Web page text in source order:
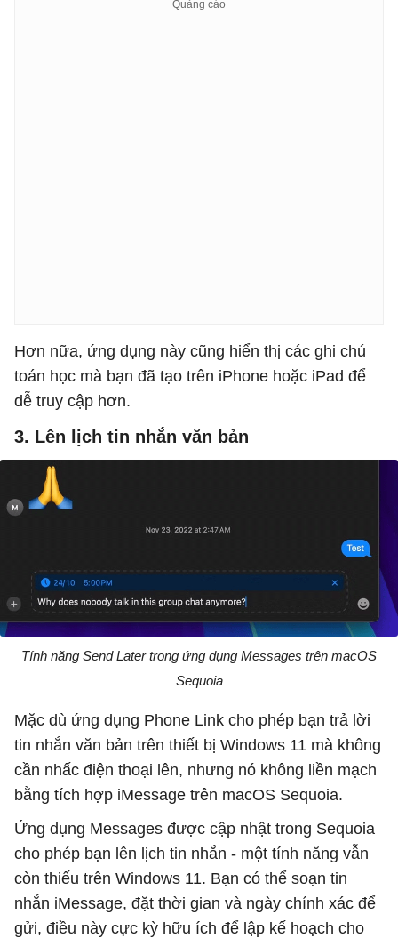
Hơn nữa, ứng dụng này cũng hiển thị các ghi chú
toán học mà bạn đã tạo trên iPhone hoặc iPad để
dễ truy cập hơn.
3. Lên lịch tin nhắn văn bản
Tính năng Send Later trong ứng dụng Messages trên macOS
Sequoia
Mặc dù ứng dụng Phone Link cho phép bạn trả lời
tin nhắn văn bản trên thiết bị Windows 11 mà không
cần nhấc điện thoại lên, nhưng nó không liền mạch
bằng tích hợp iMessage trên macOS Sequoia.
Ứng dụng Messages được cập nhật trong Sequoia
cho phép bạn lên lịch tin nhắn - một tính năng vẫn
còn thiếu trên Windows 11. Bạn có thể soạn tin
nhắn iMessage, đặt thời gian và ngày chính xác để
gửi, điều này cực kỳ hữu ích để lập kế hoạch cho